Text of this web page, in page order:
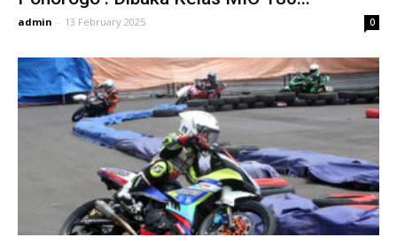
admin - 13 February 2025 0